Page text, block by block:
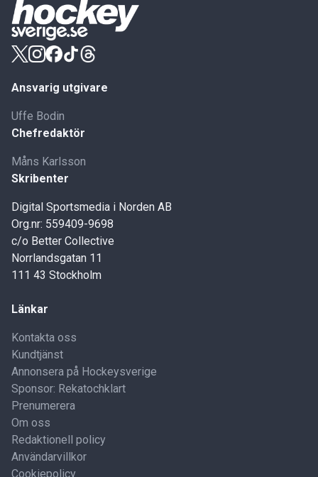
Ansvarig utgivare
Uffe Bodin
Chefredaktör
Måns Karlsson
Skribenter
Digital Sportsmedia i Norden AB
Org.nr: 559409-9698
c/o Better Collective
Norrlandsgatan 11
111 43 Stockholm
Länkar
Kontakta oss
Kundtjänst
Annonsera på Hockeysverige
Sponsor: Rekatochklart
Prenumerera
Om oss
Redaktionell policy
Användarvillkor
Cookiepolicy